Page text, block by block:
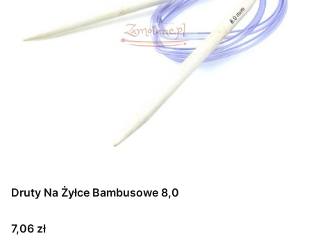
Druty Na Żyłce Bambusowe 8,0
Cena
7,06 zł